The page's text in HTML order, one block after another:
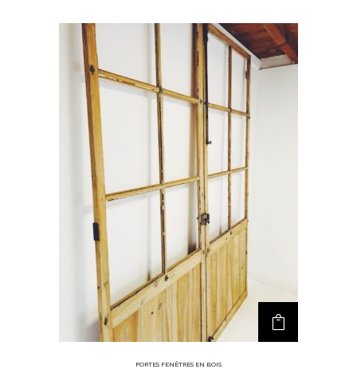
PORTES FENÊTRES EN BOIS